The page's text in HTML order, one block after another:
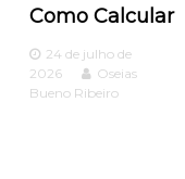
Como Calcular
24 de julho de
2026
Oseias
Bueno Ribeiro